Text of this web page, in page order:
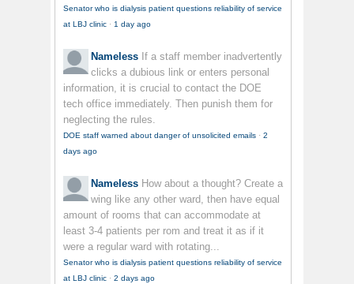
Senator who is dialysis patient questions reliability of service
at LBJ clinic · 1 day ago
Nameless If a staff member inadvertently
clicks a dubious link or enters personal
information, it is crucial to contact the DOE
tech office immediately. Then punish them for
neglecting the rules.
DOE staff warned about danger of unsolicited emails · 2
days ago
Nameless How about a thought? Create a
wing like any other ward, then have equal
amount of rooms that can accommodate at
least 3-4 patients per rom and treat it as if it
were a regular ward with rotating...
Senator who is dialysis patient questions reliability of service
at LBJ clinic · 2 days ago